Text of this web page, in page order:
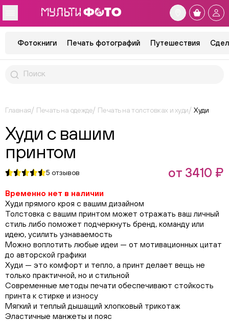
Фотокниги Печать фотографий Путешествия
Главная Печать на одежде Печать на толстовках и худи Худи
Худи с вашим
принтом
5 отзывов от 3410 ₽
Временно нет в наличии
Худи прямого кроя с вашим дизайном
Толстовка с вашим принтом может отражать ваш личный
стиль либо поможет подчеркнуть бренд, команду или
идею, усилить узнаваемость
Можно воплотить любые идеи — от мотивационных цитат
до авторской графики
Худи — это комфорт и тепло, а принт делает вещь не
только практичной, но и стильной
Современные методы печати обеспечивают стойкость
принта к стирке и износу
Мягкий и теплый дышащий хлопковый трикотаж
Эластичные манжеты и пояс